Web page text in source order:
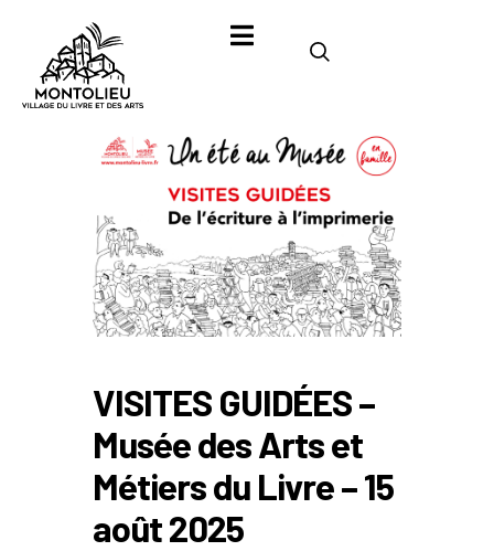
VISITES GUIDÉES –
Musée des Arts et
Métiers du Livre – 15
août 2025